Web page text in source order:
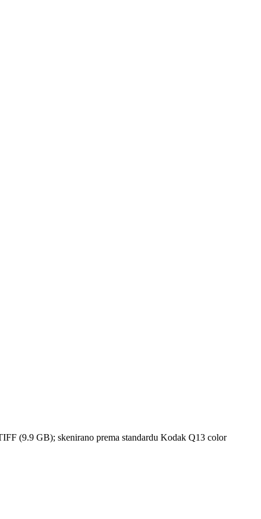
(9.9 GB); skenirano prema standardu Kodak Q13 color